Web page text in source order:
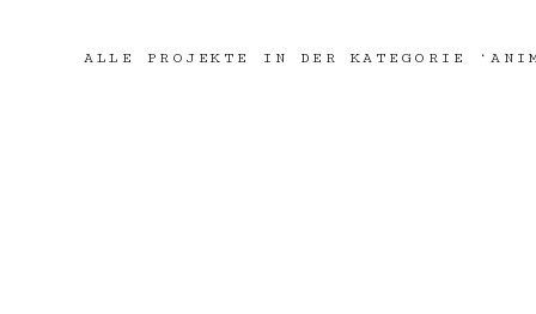
ALLE PROJEKTE IN DER KATEGORIE ‘